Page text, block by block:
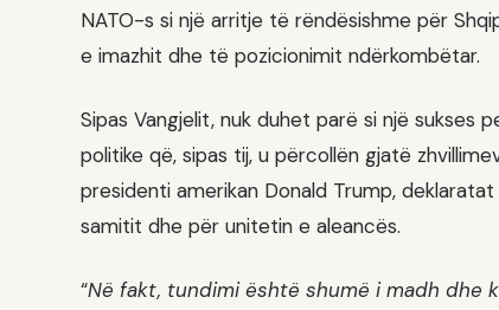
NATO-s si një arritje të rëndësishme për
e imazhit dhe të pozicionimit ndërkombëtar.
Sipas Vangjelit, nuk duhet parë si një sukses
politike që, sipas tij, u përcollën gjatë
presidenti amerikan Donald Trump,
samitit dhe për unitetin e aleancës.
“Në fakt, tundimi është shumë i madh dhe